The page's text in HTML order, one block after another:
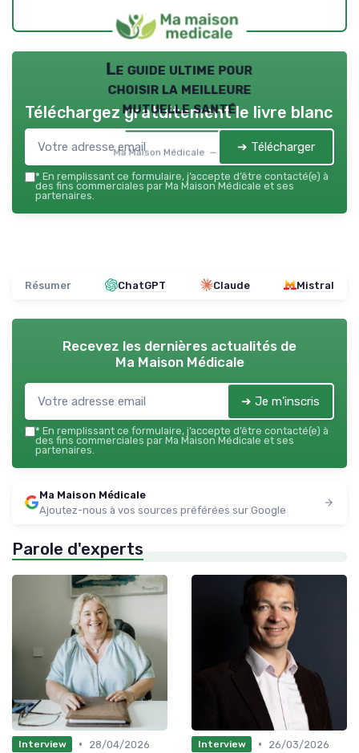
Le guide ultime pour
choisir la meilleure
mutuelle santé
Ma Maison Médicale — 2026
Téléchargez gratuitement le livre blanc
➔ Télécharger
* En remplissant ce formulaire, j’accepte d’être contacté(e) à
des fins commerciales par Ma Maison Médicale et ses
partenaires.
Résumer ChatGPT Claude Mistral
Recevez les dernières actualités de
Ma Maison Médicale
➔ Je m'inscris
* En remplissant ce formulaire, j’accepte d’être contacté(e) à
des fins commerciales par Ma Maison Médicale et ses
partenaires.
Ma Maison Médicale
Ajoutez-nous à vos sources préférées sur Google
Parole d'experts
Interview •
28/04/2026
Interview •
26/03/2026